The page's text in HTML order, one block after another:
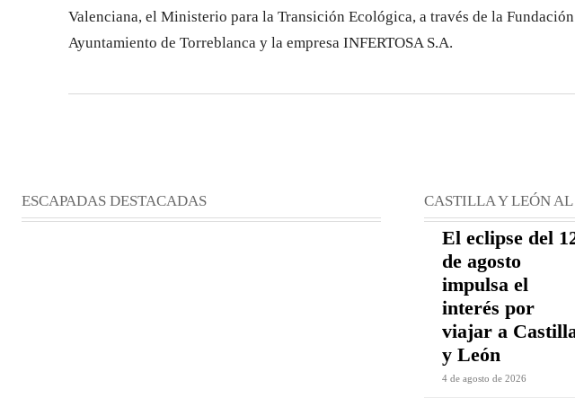
Valenciana, el Ministerio para la Transición Ecológica, a través de la
Ayuntamiento de Torreblanca y la empresa INFERTOSA S.A.
ESCAPADAS DESTACADAS CASTILLA Y LEÓN
El eclipse del
de agosto
impulsa el
interés por
viajar a
y León
4 de agosto de 2026